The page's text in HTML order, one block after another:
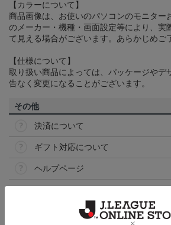
【カラーについて】
商品画像は、お使いのパソコンのモニター
のメーカー・機種・画面設定等により、実
て見える場合がございます。あらかじめご
【仕様について】
取り扱い商品によっては、パッケージやデ
告なく変更になることがございます。
その他
決済について
ギフト対応について
ヘルプページ